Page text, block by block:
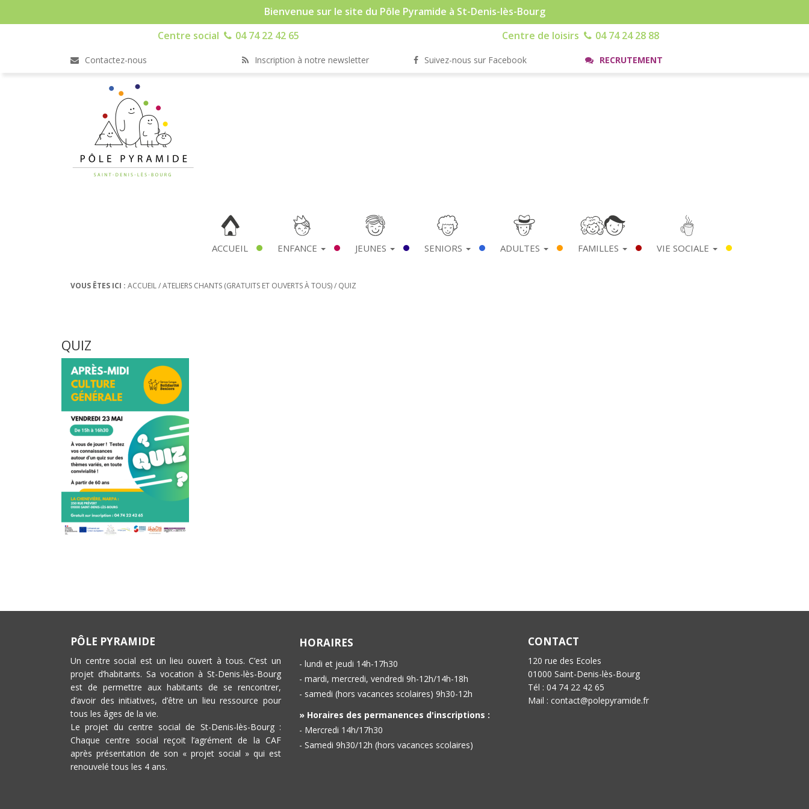
Bienvenue sur le site du Pôle Pyramide à St-Denis-lès-Bourg
Centre social
04 74 22 42 65 Centre de loisirs 04 74 24 28 88
Contactez-nous Inscription à notre newsletter Suivez-nous sur Facebook RECRUTEMENT
ACCUEIL ENFANCE JEUNES SENIORS ADULTES FAMILLES VIE SOCIALE
VOUS ÊTES ICI : ACCUEIL/ATELIERS CHANTS (GRATUITS ET OUVERTS À TOUS)/ QUIZ
QUIZ
PÔLE PYRAMIDE
Un centre social est un lieu ouvert à tous. C’est un
projet d’habitants. Sa vocation à St-Denis-lès-Bourg
est de permettre aux habitants de se rencontrer,
d’avoir des initiatives, d’être un lieu ressource pour
tous les âges de la vie.
Le projet du centre social de St-Denis-lès-Bourg :
Chaque centre social reçoit l’agrément de la CAF
après présentation de son « projet social » qui est
renouvelé tous les 4 ans.
HORAIRES
- lundi et jeudi 14h-17h30
- mardi, mercredi, vendredi 9h-12h/14h-18h
- samedi (hors vacances scolaires) 9h30-12h
» Horaires des permanences d'inscriptions :
- Mercredi 14h/17h30
- Samedi 9h30/12h (hors vacances scolaires)
CONTACT
120 rue des Ecoles
01000 Saint-Denis-lès-Bourg
Tél : 04 74 22 42 65
Mail : contact@polepyramide.fr